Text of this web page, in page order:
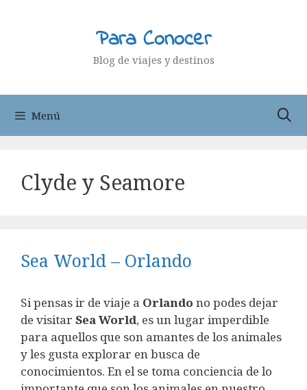
Para Conocer
Blog de viajes y destinos
Menú
Clyde y Seamore
Sea World – Orlando
Si pensas ir de viaje a Orlando no podes dejar
de visitar Sea World, es un lugar imperdible
para aquellos que son amantes de los animales
y les gusta explorar en busca de
conocimientos. En el se toma conciencia de lo